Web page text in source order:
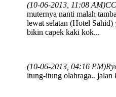
(10-06-2013, 11:08 AM)
muternya nanti malah
lewat selatan (Hotel Sahid)
bikin capek kaki kok...
(10-06-2013, 04:16 PM)
itung-itung olahraga.. jalan